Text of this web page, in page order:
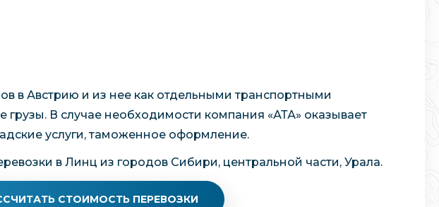
в Австрию и из нее как отдельными транспортными
грузы. В случае необходимости компания «АТА» оказывает
услуги, таможенное оформление.
в Линц из городов Сибири, центральной части, Урала.
СТОИМОСТЬ ПЕРЕВОЗКИ